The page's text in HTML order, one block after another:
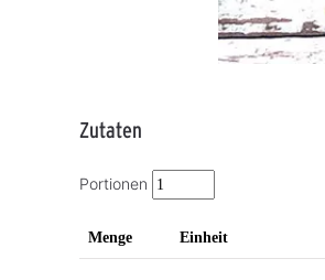
Zutaten
Portionen
Menge Einheit